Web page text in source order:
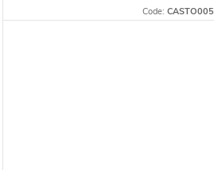
bloemen vol grote trichomen. THC-
Code:CASTO005